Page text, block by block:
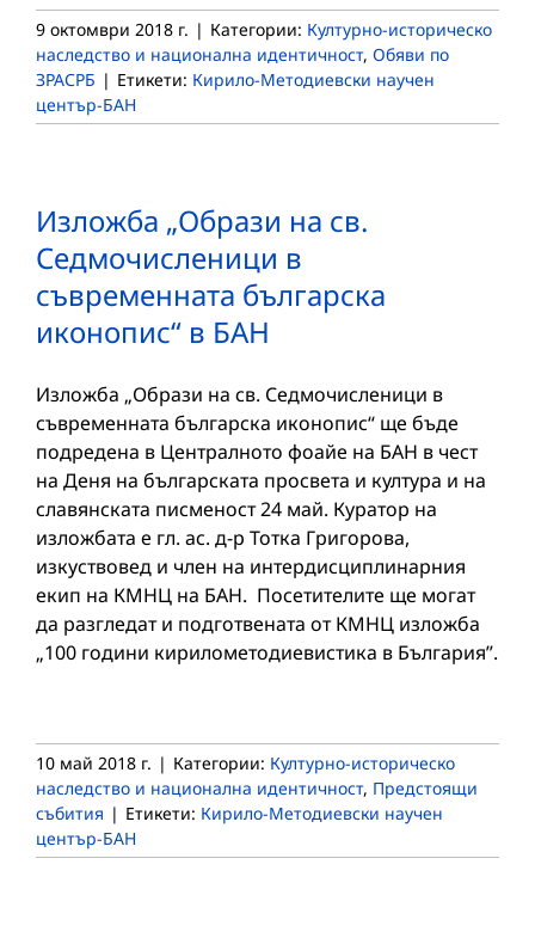
9 октомври 2018 г. | Категории: Културно-историческо
наследство и национална идентичност, Обяви по
ЗРАСРБ | Етикети: Кирило-Методиевски научен
център-БАН
Изложба „Образи на св.
Седмочисленици в
съвременната българска
иконопис“ в БАН
Изложба „Образи на св. Седмочисленици в
съвременната българска иконопис“ ще бъде
подредена в Централното фоайе на БАН в чест
на Деня на българската просвета и култура и на
славянската писменост 24 май. Куратор на
изложбата е гл. ас. д-р Тотка Григорова,
изкуствовед и член на интердисциплинарния
екип на КМНЦ на БАН. Посетителите ще могат
да разгледат и подготвената от КМНЦ изложба
„100 години кирилометодиевистика в България”.
10 май 2018 г. | Категории: Културно-историческо
наследство и национална идентичност, Предстоящи
събития | Етикети: Кирило-Методиевски научен
център-БАН